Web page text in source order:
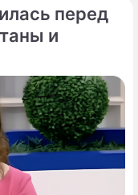
неизлечимый
перед
и